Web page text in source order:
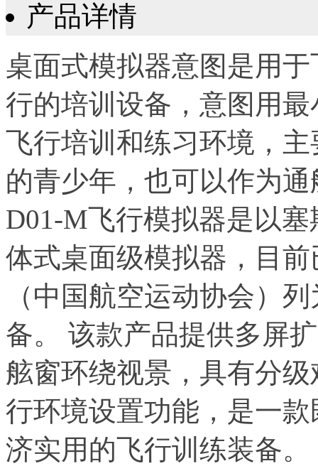
产品详情
桌面式模拟器意图是用
行的培训设备，意图用
飞行培训和练习环境，
的青少年，也可以作为
D01-M飞行模拟器是以
体式桌面级模拟器，目
（中国航空运动协会）
备。 该款产品提供多屏
舷窗环绕视景，具有分
行环境设置功能，是一
济实用的飞行训练装备。